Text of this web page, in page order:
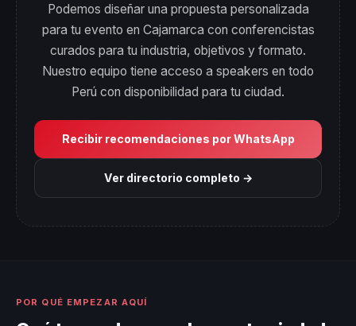
Podemos diseñar una propuesta personalizada
para tu evento en Cajamarca con conferencistas
curados para tu industria, objetivos y formato.
Nuestro equipo tiene acceso a speakers en todo
Perú con disponibilidad para tu ciudad.
Recibir recomendaciones por WhatsApp
Ver directorio completo →
POR QUÉ EMPEZAR AQUÍ